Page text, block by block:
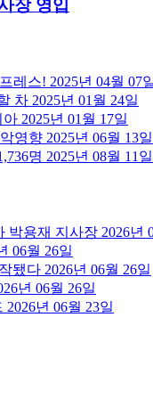
장 영입
레스! 2025년 04월 07
차 2025년 01월 24일
아 2025년 01월 17일
영향 2025년 06월 13일
명 2025년 08월 11일
박용재 지사장 2026년
06월 26일
됐다 2026년 06월 26일
년 06월 26일
2026년 06월 23일